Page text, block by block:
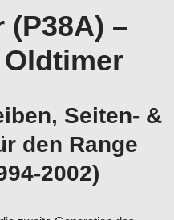
(P38A) –
Seiten- &
den Range
2002)